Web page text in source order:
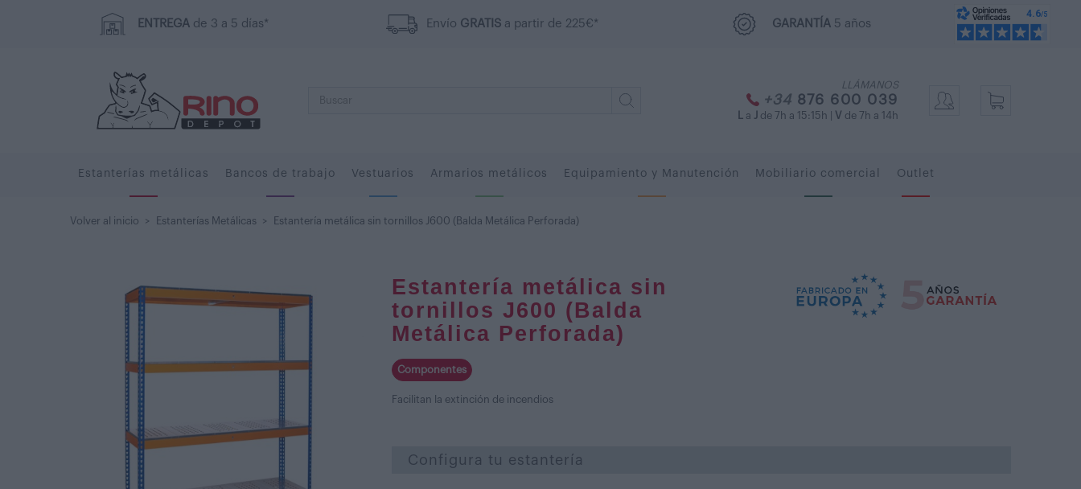
ENTREGA de 3 a 5 días* Envío GRATIS a partir de 225€* GARANTÍA 5 años
LLÁMANOS
+34 876 600 039
a J de 7h a 15:15h | V de 7h a 14h
Estanterías metálicas Bancos de trabajo Vestuarios Armarios metálicos Equipamiento y Manutención Mobiliario comercial Outlet
Volver al inicio > Estanterías Metálicas > Estantería metálica sin tornillos J600 (Balda Metálica Perforada)
Estantería metálica sin
tornillos J600 (Balda
Metálica Perforada)
Componentes
Facilitan la extinción de incendios
Configura tu estantería